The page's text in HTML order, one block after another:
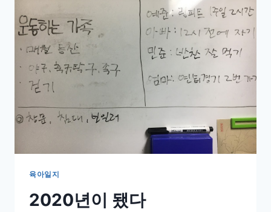
육아일지
2020년이 됐다